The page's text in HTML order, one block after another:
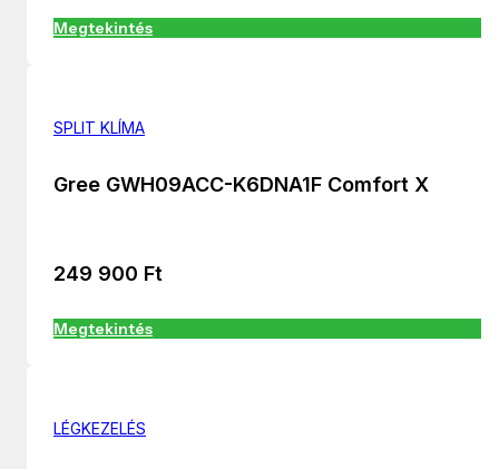
Megtekintés
SPLIT KLÍMA
Gree GWH09ACC-K6DNA1F Comfort X
249 900 Ft
Megtekintés
LÉGKEZELÉS